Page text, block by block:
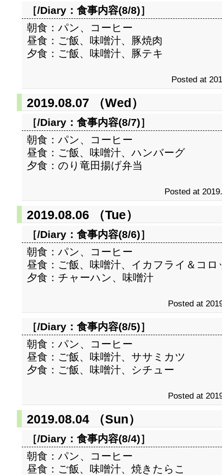
［/Diary： 食事内容(8/8)］
朝食：パン、コーヒー
昼食：ご飯、味噌汁、豚焼肉
夕食：ご飯、味噌汁、豚テキ
Posted at
2019.08.07 （Wed）
［/Diary： 食事内容(8/7)］
朝食：パン、コーヒー
昼食：ご飯、味噌汁、ハンバーグ
夕食：のり竜田揚げ弁当
Posted at
2019.08.06 （Tue）
［/Diary： 食事内容(8/6)］
朝食：パン、コーヒー
昼食：ご飯、味噌汁、イカフライ＆コロ
夕食：チャーハン、味噌汁
Posted at
［/Diary： 食事内容(8/5)］
朝食：パン、コーヒー
昼食：ご飯、味噌汁、ササミカツ
夕食：ご飯、味噌汁、シチュー
Posted at
2019.08.04 （Sun）
［/Diary： 食事内容(8/4)］
朝食：パン、コーヒー
昼食：ご飯、味噌汁、焼きたらこ